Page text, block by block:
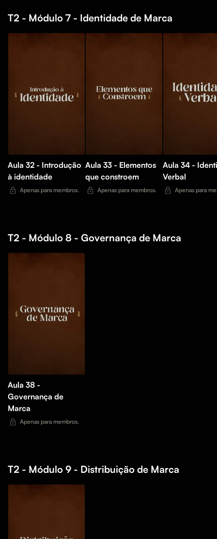
T2 - Módulo 7 - Identidade de Marca
Aula 32 - Introdução
à identidade
Apenas para membros.
Aula 33 - Elementos
que constroem
Apenas para membros.
Aula 34 -
Verbal
Apenas para
T2 - Módulo 8 - Governança de Marca
Aula 38 -
Governança de
Marca
Apenas para membros.
T2 - Módulo 9 - Distribuição de Marca